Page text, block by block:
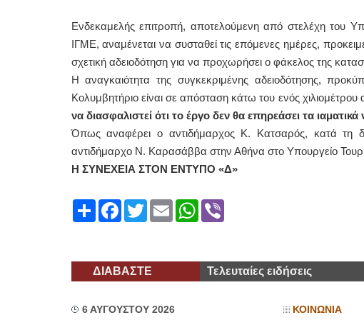
Ενδεκαμελής επιτροπή, αποτελούμενη από στελέχη του
ΙΓΜΕ, αναμένεται να συσταθεί τις επόμενες ημέρες,
σχετική αδειοδότηση για να προχωρήσει ο φάκελος της
Η αναγκαιότητα της συγκεκριμένης αδειοδότησης,
Κολυμβητήριο είναι σε απόσταση κάτω του ενός
να διασφαλιστεί ότι το έργο δεν θα επηρεάσει τα ιαματικά
Όπως αναφέρει ο αντιδήμαρχος Κ. Κατσαρός, κατά τη
αντιδήμαρχο Ν. Καρασάββα στην Αθήνα στο Υπουργείο
Η ΣΥΝΕΧΕΙΑ ΣΤΟΝ ΕΝΤΥΠΟ «Δ»
ShareFacebook
TwitterEmailWhatsApp
Viber
ΔΙΑΒΑΣΤΕ Τελευταίες ειδήσεις
6 ΑΥΓΟΥΣΤΟΥ 2026 ΚΟΙΝΩΝΙΑ
ΕΙΔΙΚΟΣ